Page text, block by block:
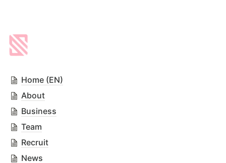
Home (EN)
About
Business
Team
Recruit
News